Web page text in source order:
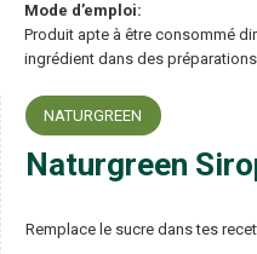
Mode d’emploi:
Produit apte à être consommé
ingrédient dans des
NATURGREEN
Naturgreen
Remplace le sucre dans tes